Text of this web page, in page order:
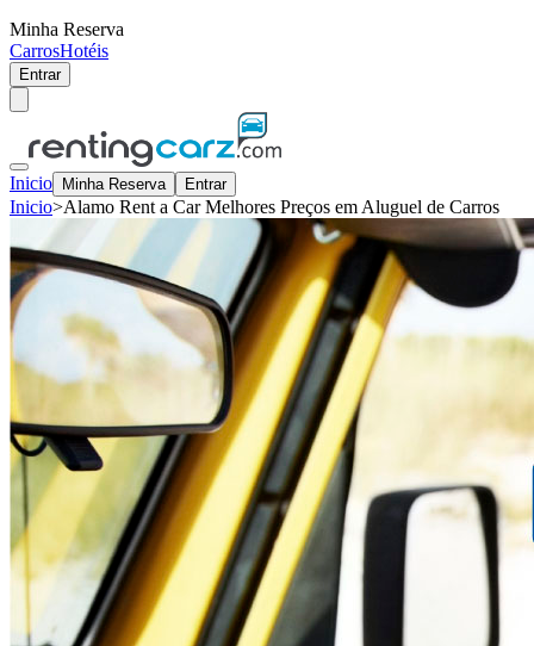
Minha Reserva
CarrosHotéis
Entrar
Inicio Minha Reserva Entrar
Inicio>Alamo Rent a Car Melhores Preços em Aluguel de Carros